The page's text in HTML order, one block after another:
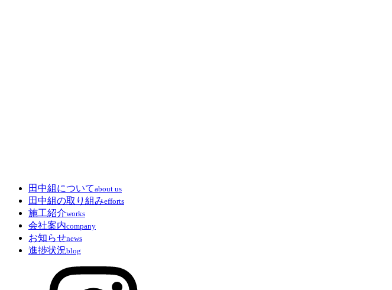
田中組についてabout us
田中組の取り組みefforts
施工紹介works
会社案内company
お知らせnews
進捗状況blog